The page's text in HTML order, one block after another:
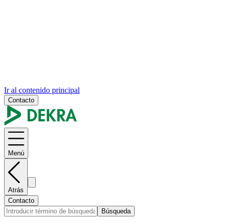
Ir al contenido principal
Contacto
Menú
Atrás
Contacto
Búsqueda